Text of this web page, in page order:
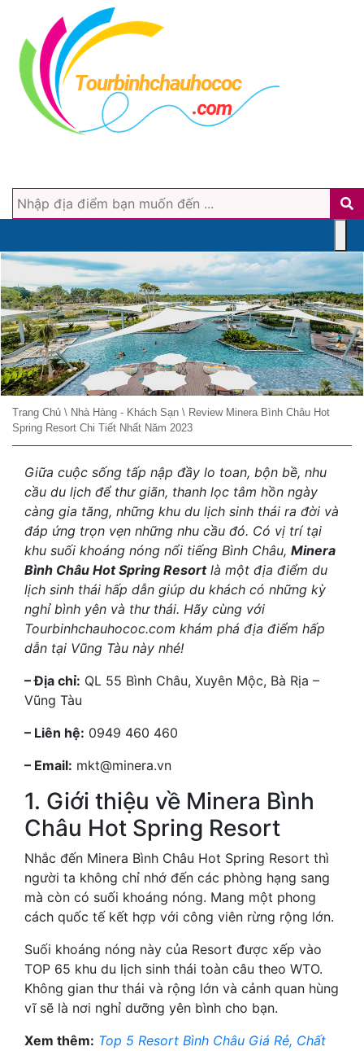
Trang Chủ \ Nhà Hàng - Khách Sạn \ Review Minera Bình Châu Hot
Spring Resort Chi Tiết Nhất Năm 2023
Giữa cuộc sống tấp nập đầy lo toan, bộn bề, nhu
cầu du lịch để thư giãn, thanh lọc tâm hồn ngày
càng gia tăng, những khu du lịch sinh thái ra đời và
đáp ứng trọn vẹn những nhu cầu đó. Có vị trí tại
khu suối khoáng nóng nổi tiếng Bình Châu, Minera
Bình Châu Hot Spring Resortlà một địa điểm du
lịch sinh thái hấp dẫn giúp du khách có những kỳ
nghỉ bình yên và thư thái. Hãy cùng với
Tourbinhchauhococ.com khám phá địa điểm hấp
dẫn tại Vũng Tàu này nhé!
– Địa chỉ: QL 55 Bình Châu, Xuyên Mộc, Bà Rịa –
Vũng Tàu
– Liên hệ: 0949 460 460
– Email: mkt@minera.vn
1. Giới thiệu về Minera Bình
Châu Hot Spring Resort
Nhắc đến Minera Bình Châu Hot Spring Resort thì
người ta không chỉ nhớ đến các phòng hạng sang
mà còn có suối khoáng nóng. Mang một phong
cách quốc tế kết hợp với công viên rừng rộng lớn.
Suối khoáng nóng này của Resort được xếp vào
TOP 65 khu du lịch sinh thái toàn câu theo WTO.
Không gian thư thái và rộng lớn và cảnh quan hùng
vĩ sẽ là nơi nghỉ dưỡng yên bình cho bạn.
Xem thêm: Top 5 Resort Bình Châu Giá Rẻ, Chất